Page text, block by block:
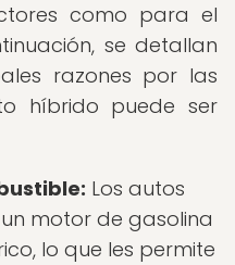
como para el
se detallan
razones por las
híbrido puede ser
Los autos
motor de gasolina
lo que les permite